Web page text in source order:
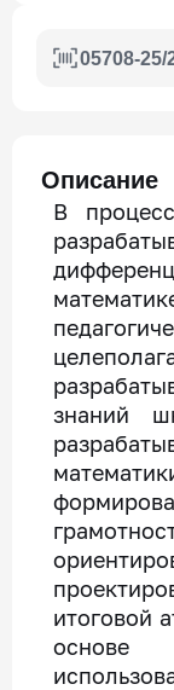
05708-25/
Описание
В
знаний
итоговой
основе